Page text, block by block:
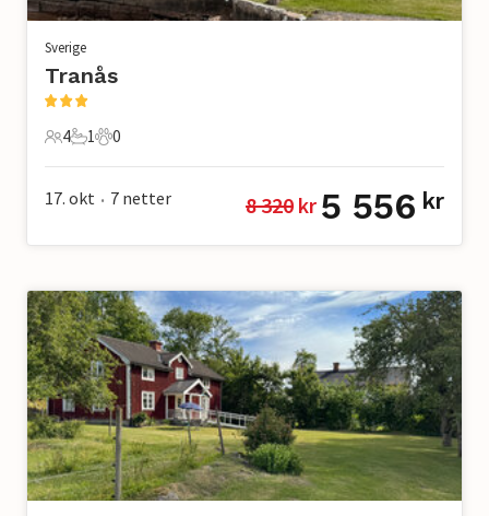
Sverige
Tranås
4 Gjester
4
1 Bad
1
0 Kjæledyr
0
17. okt • 7 netter 8 320 kr 5 556 kr